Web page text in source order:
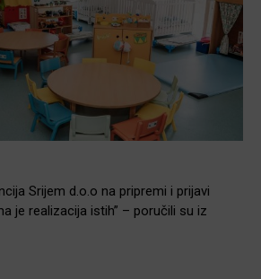
Srijem d.o.o na pripremi i prijavi
je realizacija istih” – poručili su iz